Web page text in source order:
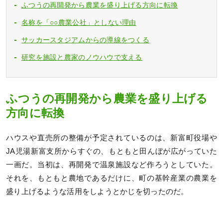
ふつうの再開発から農業を盛り上げる方向に転換
名称を「○○農業公社」としない理由
サッカースタジアムからの導線をつくる
研究を施設と農家のノウハウで支える
ふつうの再開発から農業を盛り上げる
方向に転換
ハウスや直売所の整備が予定されているのは、新富町役場や
JA児湯新富支所からすぐの、もともと田んぼが広がっていた
一画だ。当初は、再開発で温泉施設など作ろうとしていた。
それを、もともと農地であるだけに、町の基幹産業の農業を
盛り上げるような活用をしようとかじを切ったのだ。